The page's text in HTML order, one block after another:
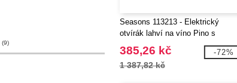
(9)
Seasons 113213 - Elektrický
otvírák lahví na víno Pino s
příslušenstvím
385,26 kč
1 387,82 kč
-72%